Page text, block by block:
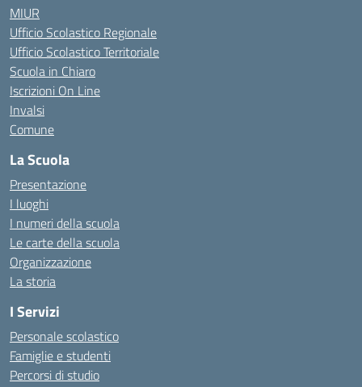
MIUR
Ufficio Scolastico Regionale
Ufficio Scolastico Territoriale
Scuola in Chiaro
Iscrizioni On Line
Invalsi
Comune
La Scuola
Presentazione
I luoghi
I numeri della scuola
Le carte della scuola
Organizzazione
La storia
I Servizi
Personale scolastico
Famiglie e studenti
Percorsi di studio